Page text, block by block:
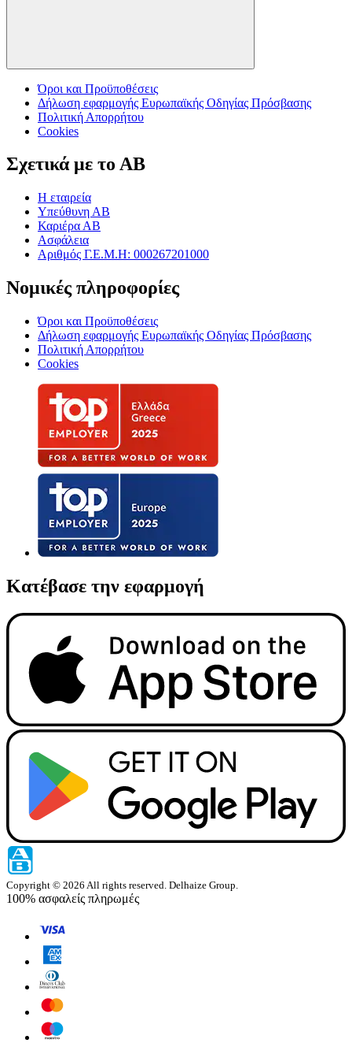
Όροι και Προϋποθέσεις
Δήλωση εφαρμογής Ευρωπαϊκής Οδηγίας Πρόσβασης
Πολιτική Απορρήτου
Cookies
Σχετικά με το ΑΒ
Η εταιρεία
Υπεύθυνη ΑΒ
Καριέρα ΑΒ
Ασφάλεια
Αριθμός Γ.Ε.Μ.Η: 000267201000
Νομικές πληροφορίες
Όροι και Προϋποθέσεις
Δήλωση εφαρμογής Ευρωπαϊκής Οδηγίας Πρόσβασης
Πολιτική Απορρήτου
Cookies
Κατέβασε την εφαρμογή
Copyright © 2026 All rights reserved. Delhaize Group.
100% ασφαλείς πληρωμές